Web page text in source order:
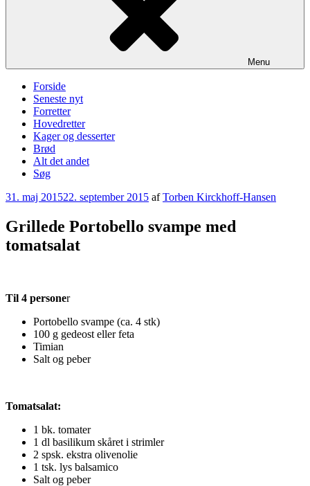
Menu
Forside
Seneste nyt
Forretter
Hovedretter
Kager og desserter
Brød
Alt det andet
Søg
Udgivet
31. maj 201522. september 2015 afTorben Kirckhoff-Hansen
Grillede Portobello svampe med
tomatsalat
Til 4 personer
Portobello svampe (ca. 4 stk)
100 g gedeost eller feta
Timian
Salt og peber
Tomatsalat:
1 bk. tomater
1 dl basilikum skåret i strimler
2 spsk. ekstra olivenolie
1 tsk. lys balsamico
Salt og peber